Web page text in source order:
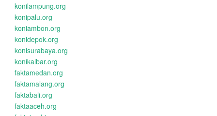
konilampung.org
konipalu.org
koniambon.org
konidepok.org
konisurabaya.org
konikalbar.org
faktamedan.org
faktamalang.org
faktabali.org
faktaaceh.org